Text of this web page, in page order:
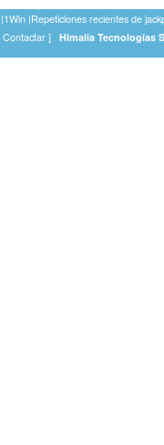
|1Win |Repeticiones recientes de
Contactar ] Himalia Tecnologías